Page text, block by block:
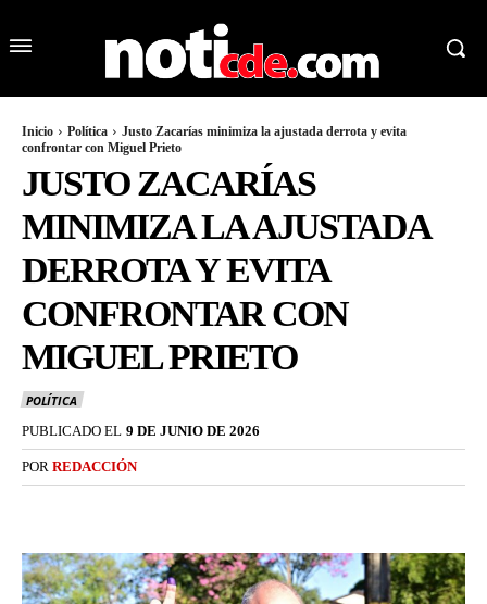
Inicio Política
Justo Zacarías minimiza la ajustada derrota y evita
confrontar con Miguel Prieto
JUSTO ZACARÍAS
MINIMIZA LA AJUSTADA
DERROTA Y EVITA
CONFRONTAR CON
MIGUEL PRIETO
POLÍTICA
PUBLICADO EL 9 DE JUNIO DE 2026
POR REDACCIÓN